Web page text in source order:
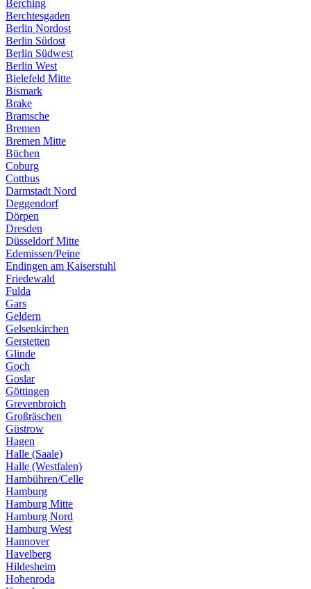
Berching
Berchtesgaden
Berlin Nordost
Berlin Südost
Berlin Südwest
Berlin West
Bielefeld Mitte
Bismark
Brake
Bramsche
Bremen
Bremen Mitte
Büchen
Coburg
Cottbus
Darmstadt Nord
Deggendorf
Dörpen
Dresden
Düsseldorf Mitte
Edemissen/Peine
Endingen am Kaiserstuhl
Friedewald
Fulda
Gars
Geldern
Gelsenkirchen
Gerstetten
Glinde
Goch
Goslar
Göttingen
Grevenbroich
Großräschen
Güstrow
Hagen
Halle (Saale)
Halle (Westfalen)
Hambühren/Celle
Hamburg
Hamburg Mitte
Hamburg Nord
Hamburg West
Hannover
Havelberg
Hildesheim
Hohenroda